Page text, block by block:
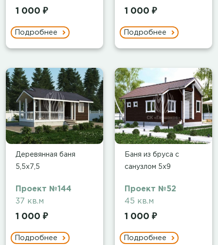
1 000 ₽
Подробнее
1 000 ₽
Подробнее
Деревянная баня
5,5х7,5
Проект №144
37 кв.м
1 000 ₽
Подробнее
Баня из бруса с
санузлом 5х9
Проект №52
45 кв.м
1 000 ₽
Подробнее